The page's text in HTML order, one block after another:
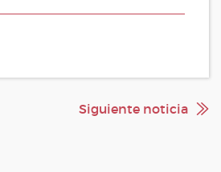
Siguiente noticia